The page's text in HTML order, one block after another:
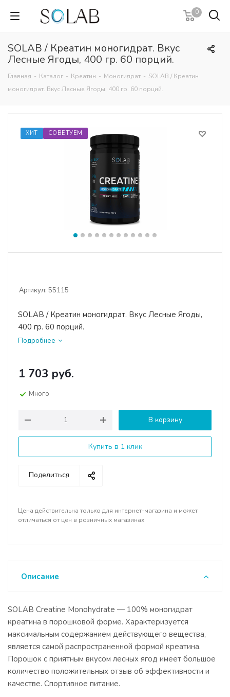
0
SOLAB / Креатин моногидрат. Вкус
Лесные Ягоды, 400 гр. 60 порций.
Главная - Каталог - Креатин - Моногидрат - SOLAB / Креатин
моногидрат. Вкус Лесные Ягоды, 400 гр. 60 порций.
ХИТ СОВЕТУЕМ
Артикул: 55115
SOLAB / Креатин моногидрат. Вкус Лесные Ягоды,
400 гр. 60 порций.
Подробнее
1 703 руб.
Много
В корзину
Купить в 1 клик
Поделиться
Цена действительна только для интернет-магазина и может
отличаться от цен в розничных магазинах
Описание
SOLAB Creatine Monohydrate — 100% моногидрат
креатина в порошковой форме. Характеризуется
максимальным содержанием действующего вещества,
является самой распространенной формой крeaтина.
Порошок с приятным вкусом лесных ягод имеет большое
количество положительных отзыв об эффективности и
качестве. Спортивное питание.